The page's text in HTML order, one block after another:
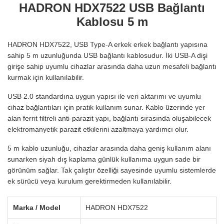
HADRON HDX7522 USB Bağlantı
Kablosu 5 m
HADRON HDX7522, USB Type-A erkek erkek bağlantı yapısına
sahip 5 m uzunluğunda USB bağlantı kablosudur. İki USB-A dişi
girişe sahip uyumlu cihazlar arasında daha uzun mesafeli bağlantı
kurmak için kullanılabilir.
USB 2.0 standardına uygun yapısı ile veri aktarımı ve uyumlu
cihaz bağlantıları için pratik kullanım sunar. Kablo üzerinde yer
alan ferrit filtreli anti-parazit yapı, bağlantı sırasında oluşabilecek
elektromanyetik parazit etkilerini azaltmaya yardımcı olur.
5 m kablo uzunluğu, cihazlar arasında daha geniş kullanım alanı
sunarken siyah dış kaplama günlük kullanıma uygun sade bir
görünüm sağlar. Tak çalıştır özelliği sayesinde uyumlu sistemlerde
ek sürücü veya kurulum gerektirmeden kullanılabilir.
Marka / Model HADRON HDX7522